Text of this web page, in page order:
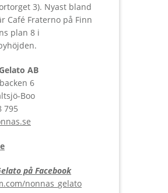
3). Nyast bland
Café Fraterno på Finn
plan 8 i
AB
6
Boo
795
på Facebook
nonnas_gelato